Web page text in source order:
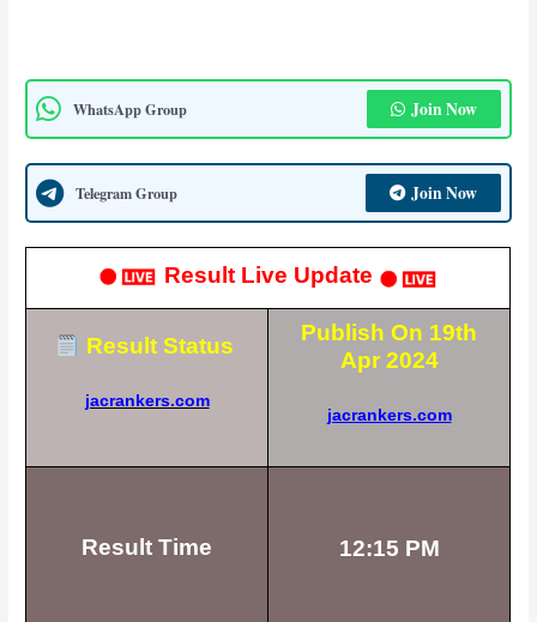
WhatsApp Group Join Now
Telegram Group Join Now
Result Live Update
Result Status
jacrankers.com
Publish On 19th
Apr 2024
jacrankers.com
Result Time 12:15 PM